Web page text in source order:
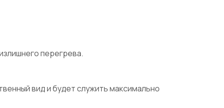
перегрева.
вид и будет служить максимально